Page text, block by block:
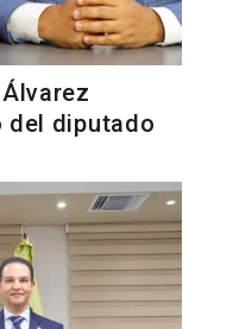
del diputado